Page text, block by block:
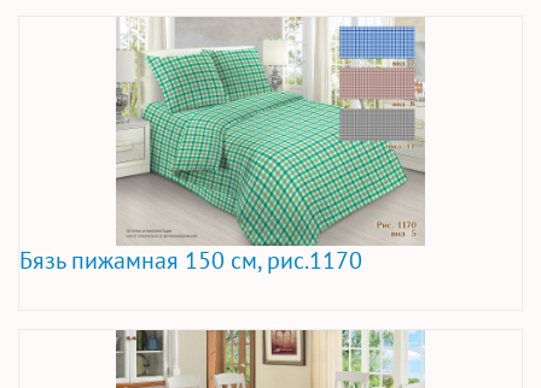
Бязь пижамная 150 см, рис.1170